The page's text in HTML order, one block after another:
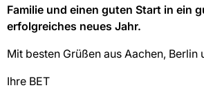
Familie und einen guten Start in ein
erfolgreiches neues Jahr.
Mit besten Grüßen aus Aachen, Berlin
Ihre BET